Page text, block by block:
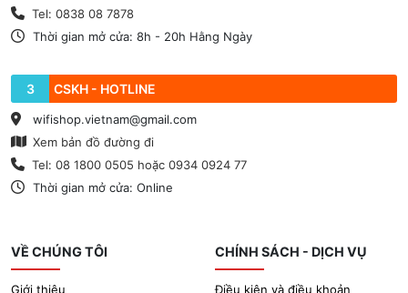
Tel: 0838 08 7878
Thời gian mở cửa: 8h - 20h Hằng Ngày
3 CSKH - HOTLINE
wifishop.vietnam@gmail.com
Xem bản đồ đường đi
Tel: 08 1800 0505 hoặc 0934 0924 77
Thời gian mở cửa: Online
VỀ CHÚNG TÔI
Giới thiệu
CHÍNH SÁCH - DỊCH VỤ
Điều kiện và điều khoản